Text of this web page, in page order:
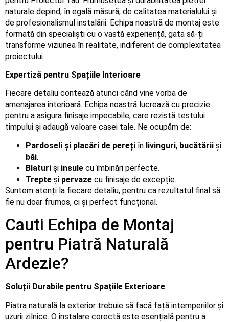
naturale depind, în egală măsură, de calitatea materialului și
de profesionalismul instalării. Echipa noastră de montaj este
formată din specialiști cu o vastă experiență, gata să-ți
transforme viziunea în realitate, indiferent de complexitatea
proiectului.
Expertiză pentru Spațiile Interioare
Fiecare detaliu contează atunci când vine vorba de
amenajarea interioară. Echipa noastră lucrează cu precizie
pentru a asigura finisaje impecabile, care rezistă testului
timpului și adaugă valoare casei tale. Ne ocupăm de:
Pardoseli și placări de pereți în livinguri, bucătării și
băi.
Blaturi și insule cu îmbinări perfecte.
Trepte și pervaze cu finisaje de excepție.
Suntem atenți la fiecare detaliu, pentru ca rezultatul final să
fie nu doar frumos, ci și perfect funcțional.
Cauti Echipa de Montaj
pentru Piatră Naturală
Ardezie?
Soluții Durabile pentru Spațiile Exterioare
Piatra naturală la exterior trebuie să facă față intemperiilor și
uzurii zilnice. O instalare corectă este esențială pentru a